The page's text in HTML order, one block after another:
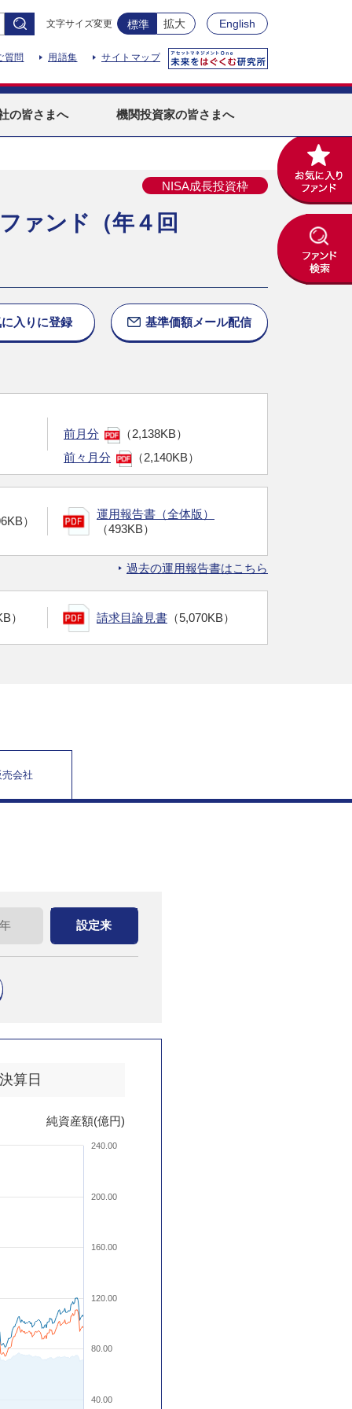
文字サイズ変更 標準 拡大 English
質問 用語集 サイトマップ
の皆さまへ 機関投資家の皆さまへ
NISA成長投資枠
ァンド（年４回
入りに登録 基準価額メール配信
前月分
（2,138KB）
前々月分
（2,140KB）
）
運用報告書（全体版）
（493KB）
過去の運用報告書はこちら
） 請求目論見書 （5,070KB）
会社
設定来
決算日
純資産額(億円)
200.00
40.00
80.00
120.00
160.00
240.00